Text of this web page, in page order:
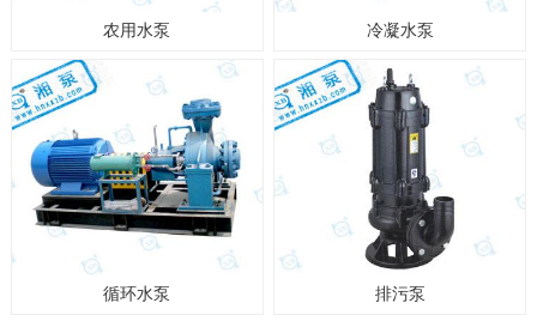
农用水泵 冷凝水泵
循环水泵 排污泵